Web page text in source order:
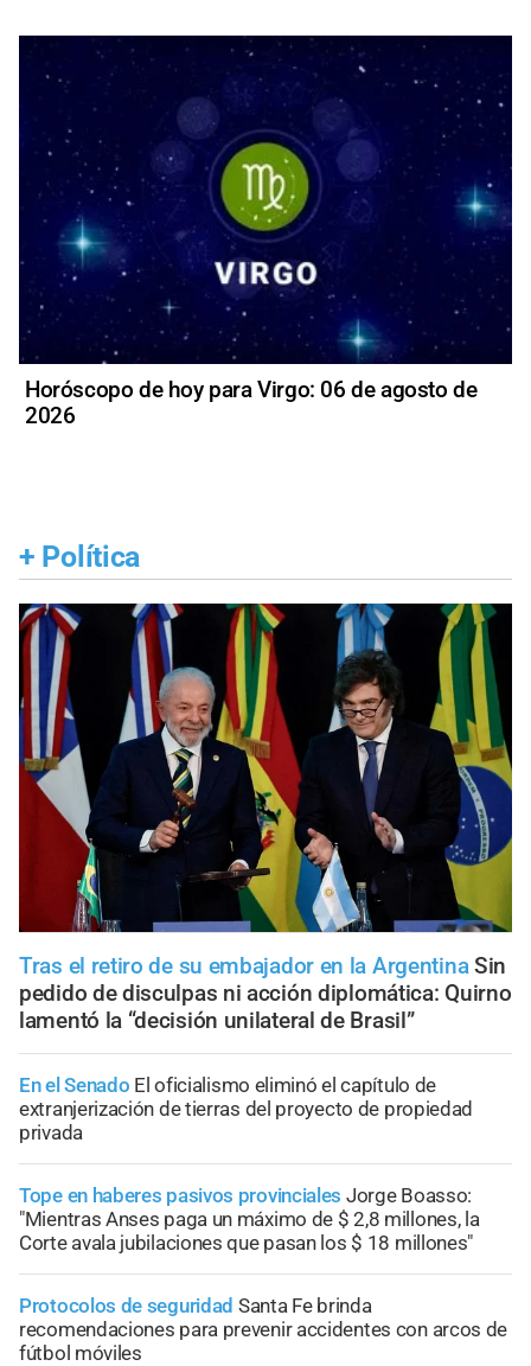
Horóscopo de hoy para Virgo: 06 de agosto de
2026
+ Política
Tras el retiro de su embajador en la Argentina Sin
pedido de disculpas ni acción diplomática: Quirno
lamentó la “decisión unilateral de Brasil”
En el Senado El oficialismo eliminó el capítulo de
extranjerización de tierras del proyecto de propiedad
privada
Tope en haberes pasivos provinciales Jorge Boasso:
"Mientras Anses paga un máximo de $ 2,8 millones, la
Corte avala jubilaciones que pasan los $ 18 millones"
Protocolos de seguridad Santa Fe brinda
recomendaciones para prevenir accidentes con arcos de
fútbol móviles